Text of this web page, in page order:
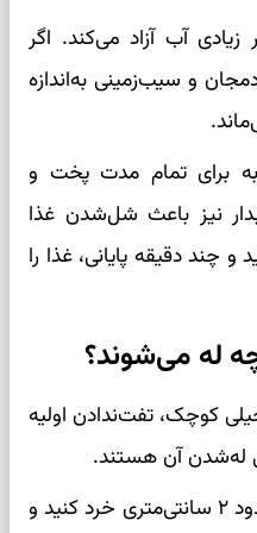
آب آزاد می‌کند. اگر
و سیب‌زمینی به‌اندازه
برای تمام مدت پخت و
نیز باعث شل‌شدن غذا
چند دقیقه پایانی، غذا را
له می‌شوند؟
کوچک، تفت‌ندادن اولیه
له‌شدن آن هستند.
بادمجان‌ها را به مکعب‌های حدود ۲ سانتی‌متری خرد کنید و